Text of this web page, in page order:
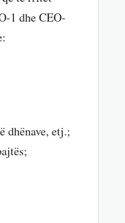
1 dhe CEO-
dhënave, etj.;